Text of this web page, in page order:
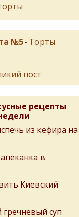
№5 • Торты
пост
рецепты
из кефира на
в
Киевский
суп